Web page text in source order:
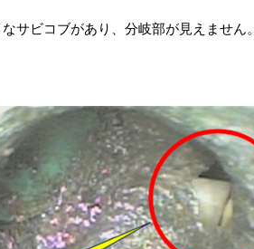
サビコブがあり、分岐部が見えません。